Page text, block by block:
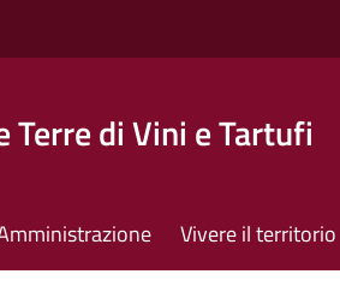
Terre di Vini e Tartufi
Vivere il territorio